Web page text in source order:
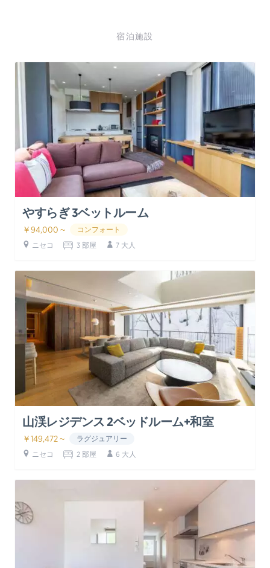
宿泊施設
やすらぎ 3ベットルーム
￥94,000 ~
コンフォート
ニセコ
3 部屋 7 大人
山渓レジデンス 2ベッドルーム+和室
￥149,472 ~
ラグジュアリー
ニセコ
2 部屋 6 大人